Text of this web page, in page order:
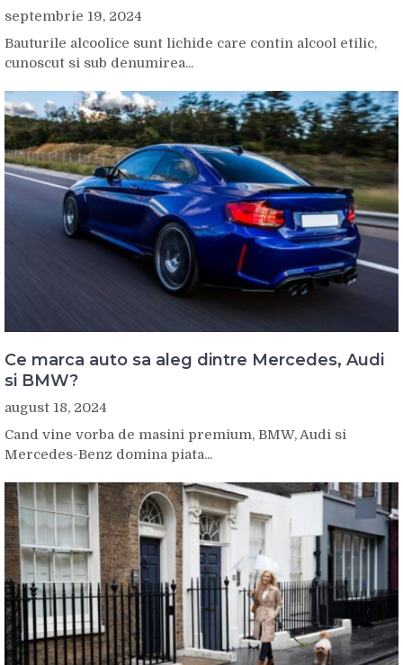
septembrie 19, 2024
Bauturile alcoolice sunt lichide care contin alcool etilic,
cunoscut si sub denumirea...
Ce marca auto sa aleg dintre Mercedes, Audi
si BMW?
august 18, 2024
Cand vine vorba de masini premium, BMW, Audi si
Mercedes-Benz domina piata...